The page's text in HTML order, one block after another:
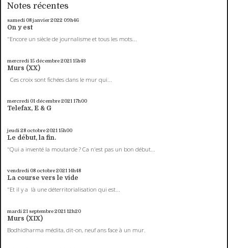
Notes récentes
samedi 08janvier 2022 09h46
On y est
"Encore un siècle de journalisme et tous les mots...
mercredi 15 décembre 2021 15h43
Murs (XX)
Ces croix sont fichées dans le mur qui...
mercredi 01 décembre 2021 17h00
Telefax, E & G
jeudi 28 octobre 2021 15h00
Le début, la fin.
"Qui a inventé la moutarde ? Ca n'est pas un bon début...
vendredi 08 octobre 2021 14h48
La course vers le vide
"Et il y a là une déterritorialisation qui est...
mardi 21 septembre 2021 12h20
Murs (XIX)
Bodhidharma médita, dit-on, neuf ans face à un mur.